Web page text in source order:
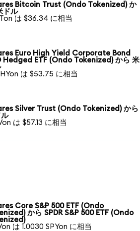
Bitcoin Trust (Ondo Tokenized) か
ドル
は $36.34 に相当
Euro High Yield Corporate Bond
Hedged ETF (Ondo Tokenized) から 米
は $53.75 に相当
Silver Trust (Ondo Tokenized) から
は $57.13 に相当
Core S&P 500 ETF (Ondo
から SPDR S&P 500 ETF (Ondo
は 1.0030 SPYon に相当